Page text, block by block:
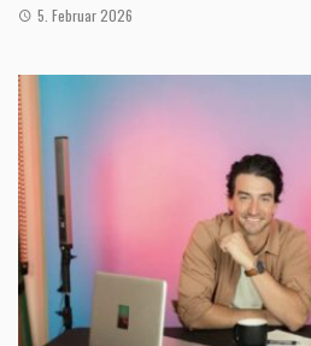
5. Februar 2026